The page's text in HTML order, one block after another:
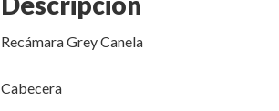
Recámara Grey Canela
Cabecera